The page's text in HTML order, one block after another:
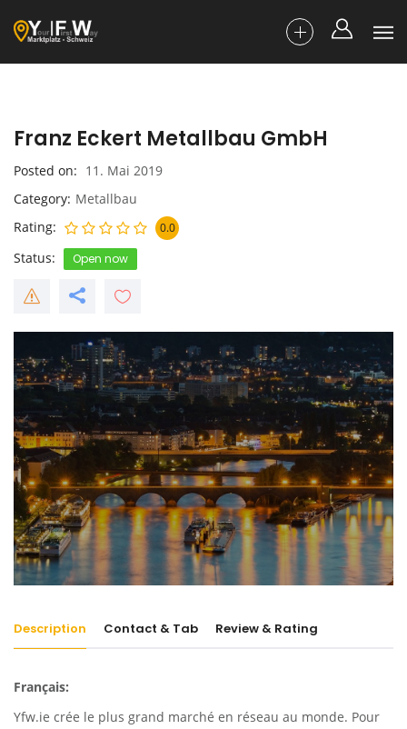
Franz Eckert Metallbau GmbH
Posted on
11. Mai 2019
Category Metallbau
Rating
0.0
Status Open now
Description Contact & Tab Review & Rating
Français:
Yfw.ie crée le plus grand marché en réseau au monde. Pour